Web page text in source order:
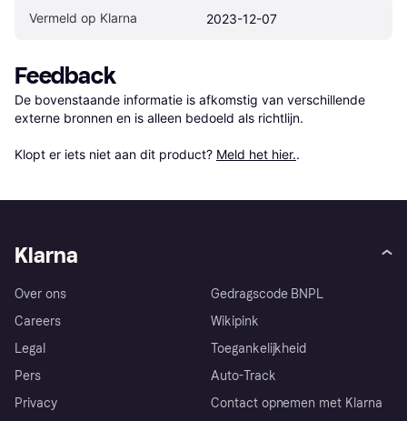
Vermeld op Klarna 2023-12-07
Feedback
De bovenstaande informatie is afkomstig van verschillende
externe bronnen en is alleen bedoeld als richtlijn.
Klopt er iets niet aan dit product? Meld het hier..
Klarna
Over ons
Careers
Legal
Pers
Privacy
Gedragscode BNPL
Wikipink
Toegankelijkheid
Auto-Track
Contact opnemen met Klarna